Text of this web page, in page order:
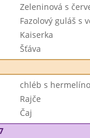
Zeleninová s
Fazolový guláš s
Kaiserka
Šťáva
chléb s
Rajče
Čaj